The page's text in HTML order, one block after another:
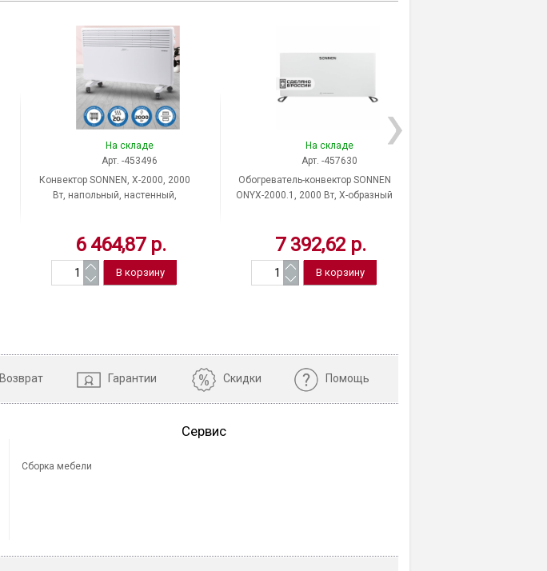
На складе
Арт. -453496
Конвектор SONNEN, X-2000, 2000
Вт, напольный, настенный,
6 464,87 р.
На складе
Арт. -457630
Обогреватель-конвектор SONNEN
ONYX-2000.1, 2000 Вт, Х-образный
7 392,62 р.
Возврат Гарантии Скидки Помощь
Сервис
Сборка мебели